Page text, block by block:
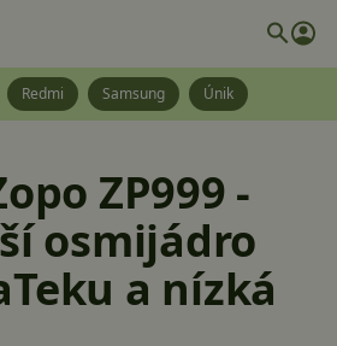
Redmi Samsung Únik
ZP999 -
osmijádro
a nízká